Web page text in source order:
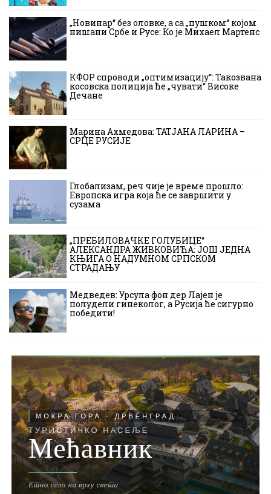
„Новинар“ без оловке, а са „пушком“ којом
нишани Србе и Русе: Ко је Михаел Мартенс
КФОР спроводи „оптимизацију“: Такозвана
косовска полиција ће „чувати“ Високе
Дечане
Марина Ахмедова: ТАТЈАНА ЛАРИНА –
СРЦЕ РУСИЈЕ
Глобализам, реч чије је време прошло:
Европска игра која ће се завршити у
сузама
„ПРЕБИЛОВАЧКЕ ГОЛУБИЦЕ“
АЛЕКСАНДРА ЖИВКОВИЋА: ЈОШ ЈЕДНА
КЊИГА О НАДУМНОМ СРПСКОМ
СТРАДАЊУ
Медведев: Урсула фон дер Лајен је
полудели гинеколог, а Русија ће сигурно
победити!